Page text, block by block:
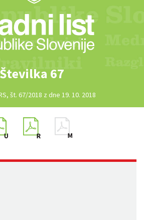
Številka 67
št. 67/2018 z dne 19. 10. 2018